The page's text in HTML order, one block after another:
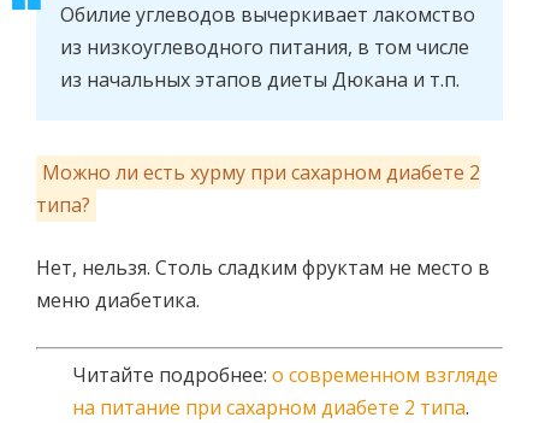
Обилие углеводов вычеркивает лакомство
из низкоуглеводного питания, в том числе
из начальных этапов диеты Дюкана и т.п.
Можно ли есть хурму при сахарном диабете 2
типа?
Нет, нельзя. Столь сладким фруктам не место в
меню диабетика.
Читайте подробнее: о современном взгляде
на питание при сахарном диабете 2 типа.